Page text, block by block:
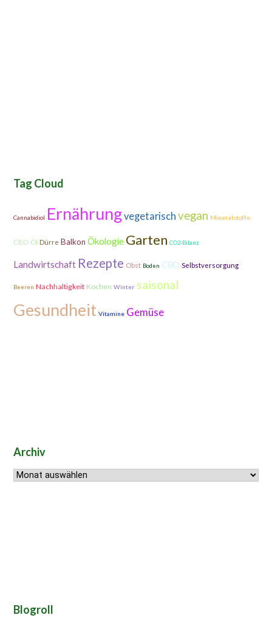
Tag Cloud
Cannabidiol Ernährungvegetarisch vegan Mineralstoffe
CBD-Öl Dürre Balkon Ökologie Garten CO2-Bilanz
Landwirtschaft Rezepte Obst Boden CBD Selbstversorgung
Beeren Nachhaltigkeit Kochen Winter saisonal
Gesundheit Vitamine Gemüse
Archiv
Archiv
Blogroll